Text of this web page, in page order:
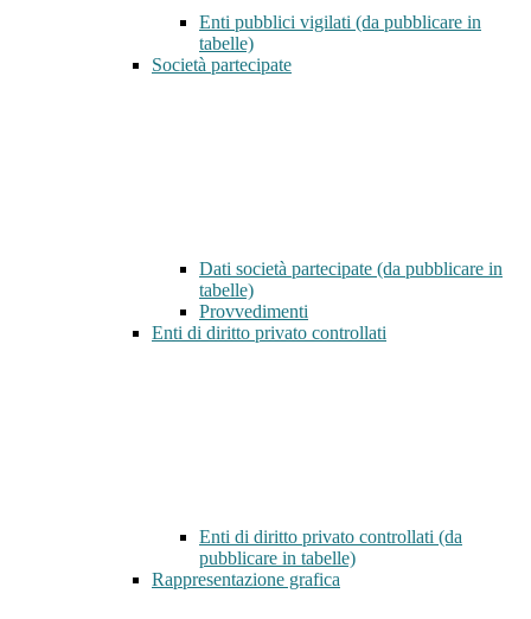
Enti pubblici vigilati (da pubblicare in
tabelle)
Società partecipate
Dati società partecipate (da pubblicare in
tabelle)
Provvedimenti
Enti di diritto privato controllati
Enti di diritto privato controllati (da
pubblicare in tabelle)
Rappresentazione grafica